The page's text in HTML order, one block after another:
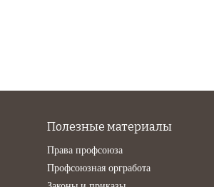
Полезные материалы
Права профсоюза
Профсоюзная оргработа